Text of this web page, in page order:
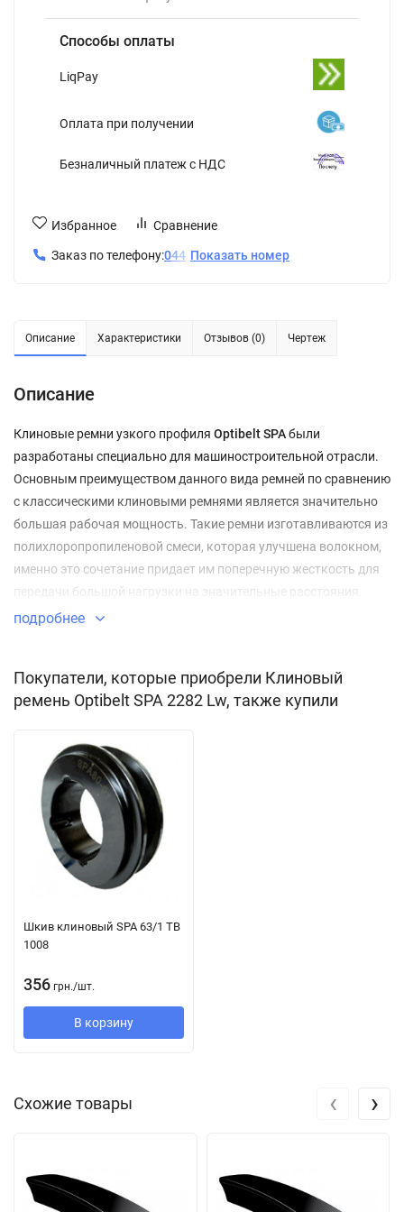
Способы оплаты
LiqPay
Оплата при получении
Безналичный платеж с НДС
Избранное Сравнение
Заказ по телефону:044 Показать номер
Описание Характеристики Отзывов (0) Чертеж
Описание
Клиновые ремни узкого профиля Optibelt SPAбыли
разработаны специально для машиностроительной отрасли.
Основным преимуществом данного вида ремней по сравнению
с классическими клиновыми ремнями является значительно
большая рабочая мощность. Такие ремни изготавливаются из
полихлоропропиленовой смеси, которая улучшена волокном,
именно это сочетание придает им поперечную жесткость для
передачи большой нагрузки на значительные расстояния.
Применение:
приводы сельскохозяйственных машин;
приводы промышленного оборудования;
приводы компрессоров;
автомобилестроение;
конструкции с наружным натяжением малого диаметра;
оборудование, где ширина шкива вдвое меньше, чем
приводы с классическими ремнями.
Конструкция:
Благодаря специальной технологии производства растяжение
обработано износостойкой резиновой смесью, поэтому
стандарта DIN 2218 к производительности. Таким образом, их
Он уже, чем классические клиновые ремни с такими же
подробнее
Покупатели, которые приобрели Клиновый
ремень Optibelt SPA 2282 Lw, также купили
Шкив клиновый SPA 63/1 TB
1008
356 грн./шт.
В корзину
Схожие товары ‹ ›